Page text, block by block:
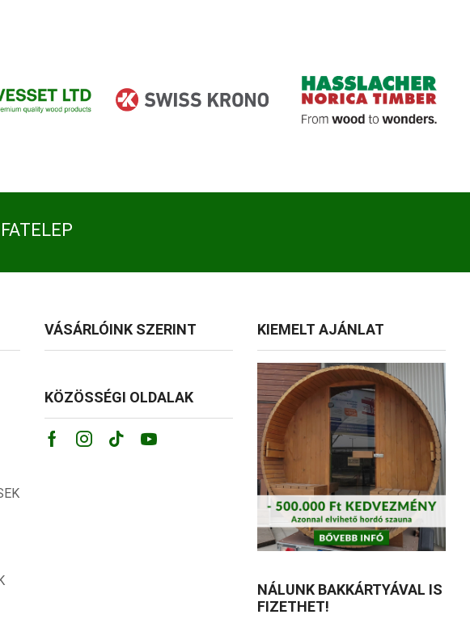
VÁSÁRLÓINK SZERINT
KÖZÖSSÉGI OLDALAK
Facebook
Instagram
Tik- Youtube
KIEMELT AJÁNLAT
NÁLUNK BAKKÁRTYÁVAL IS
FIZETHET!